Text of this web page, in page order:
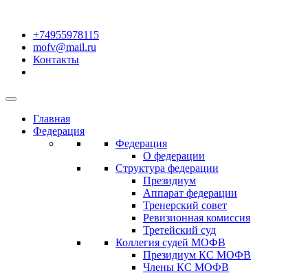
+74955978115
mofv@mail.ru
Контакты
Главная
Федерация
Федерация
О федерации
Структура федерации
Президиум
Аппарат федерации
Тренерский совет
Ревизионная комиссия
Третейский суд
Коллегия судей МОФВ
Президиум КС МОФВ
Члены КС МОФВ